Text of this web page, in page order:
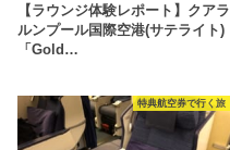
【ラウンジ体験レポート】クアラ
ルンプール国際空港(サテライト)
「Gold…
特典航空券で行く旅